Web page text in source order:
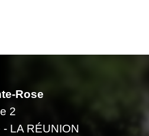
Rose
2
LA RÉUNION